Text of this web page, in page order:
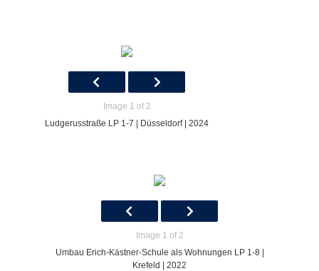
Image 1 of 2
Ludgerusstraße LP 1-7 | Düsseldorf | 2024
Image 1 of 2
Umbau Erich-Kästner-Schule als Wohnungen LP 1-8 |
Krefeld | 2022